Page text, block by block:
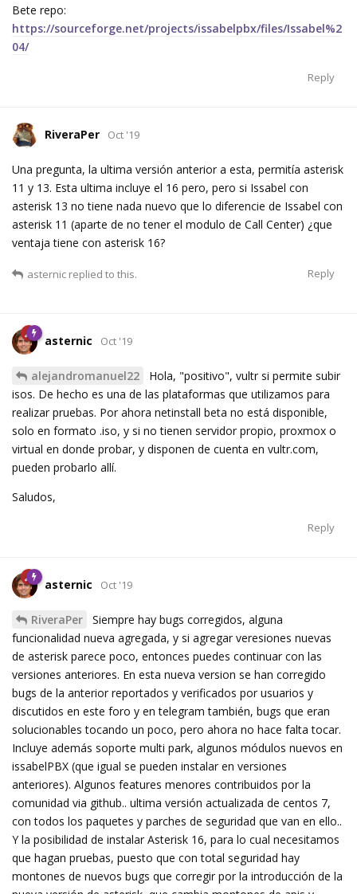
Bete repo:
https://sourceforge.net/projects/issabelpbx/files/Issabel%2
04/
Reply
RiveraPer Oct '19
Una pregunta, la ultima versión anterior a esta, permitía asterisk
11 y 13. Esta ultima incluye el 16 pero, pero si Issabel con
asterisk 13 no tiene nada nuevo que lo diferencie de Issabel con
asterisk 11 (aparte de no tener el modulo de Call Center) ¿que
ventaja tiene con asterisk 16?
Reply
asternic replied to this.
asternic Oct '19
alejandromanuel22
Hola, "positivo", vultr si permite subir
isos. De hecho es una de las plataformas que utilizamos para
realizar pruebas. Por ahora netinstall beta no está disponible,
solo en formato .iso, y si no tienen servidor propio, proxmox o
virtual en donde probar, y disponen de cuenta en vultr.com,
pueden probarlo allí.
Saludos,
Reply
asternic Oct '19
RiveraPer
Siempre hay bugs corregidos, alguna
funcionalidad nueva agregada, y si agregar veresiones nuevas
de asterisk parece poco, entonces puedes continuar con las
versiones anteriores. En esta nueva version se han corregido
bugs de la anterior reportados y verificados por usuarios y
discutidos en este foro y en telegram también, bugs que eran
solucionables tocando un poco, pero ahora no hace falta tocar.
Incluye además soporte multi park, algunos módulos nuevos en
issabelPBX (que igual se pueden instalar en versiones
anteriores). Algunos features menores contribuidos por la
comunidad via github.. ultima versión actualizada de centos 7,
con todos los paquetes y parches de seguridad que van en ello..
Y la posibilidad de instalar Asterisk 16, para lo cual necesitamos
que hagan pruebas, puesto que con total seguridad hay
montones de nuevos bugs que corregir por la introducción de la